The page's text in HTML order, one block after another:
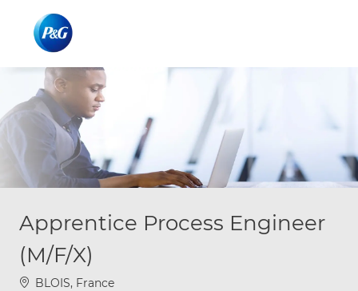
Apprentice Process Engineer
(M/F/X)
Location
BLOIS, France